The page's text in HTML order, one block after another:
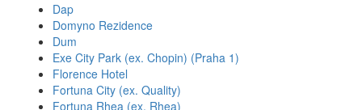
Dap
Domyno Rezidence
Dum
Exe City Park (ex. Chopin) (Praha 1)
Florence Hotel
Fortuna City (ex. Quality)
Fortuna Rhea (ex. Rhea)